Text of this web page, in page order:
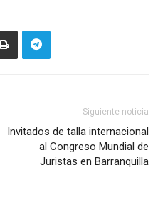
Siguiente noticia
Invitados de talla internacional
al Congreso Mundial de
Juristas en Barranquilla